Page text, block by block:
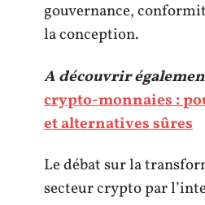
gouvernance,
la conception.
A découvrir
crypto-monnaies :
et alternatives sûres
Le débat sur la
secteur crypto par